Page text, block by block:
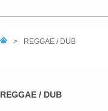
> REGGAE / DUB
REGGAE / DUB